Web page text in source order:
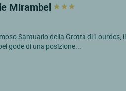
Mirambel
Santuario della Grotta di Lourdes, il
gode di una posizione...